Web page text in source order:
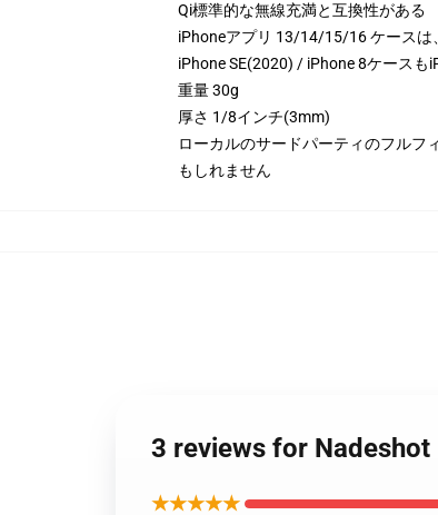
Qi標準的な無線充満と互換性がある
iPhoneアプリ 13/14/15/16 ケースは
iPhone SE(2020) / iPhone 8ケースも
重量 30g
厚さ 1/8インチ(3mm)
ローカルのサードパーティのフルフ
もしれません
3 reviews for
★★★★★